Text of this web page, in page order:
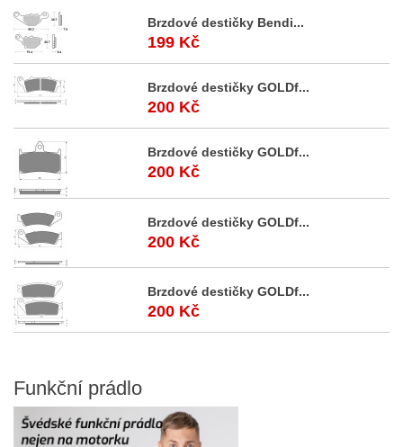
Brzdové destičky Bendi...
199 Kč
Brzdové destičky GOLDf...
200 Kč
Brzdové destičky GOLDf...
200 Kč
Brzdové destičky GOLDf...
200 Kč
Brzdové destičky GOLDf...
200 Kč
Funkční prádlo